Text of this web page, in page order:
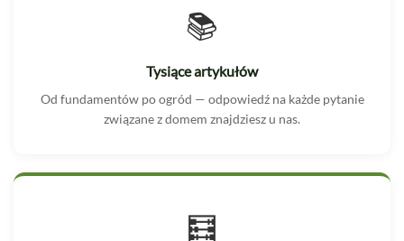
📚
Tysiące artykułów
Od fundamentów po ogród — odpowiedź na każde pytanie
związane z domem znajdziesz u nas.
🧮